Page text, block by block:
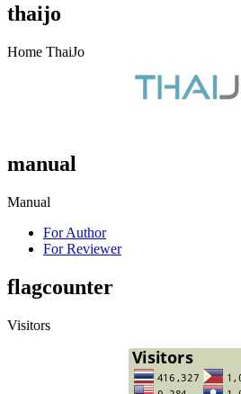
thaijo
Home ThaiJo
manual
Manual
For Author
For Reviewer
flagcounter
Visitors